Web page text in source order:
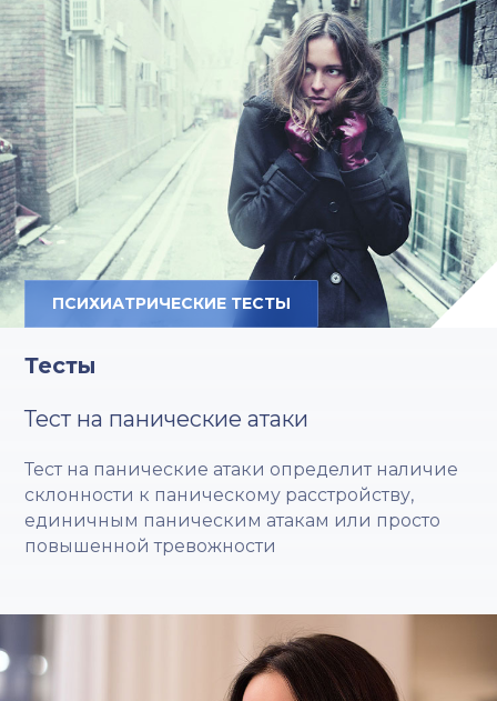
ПСИХИАТРИЧЕСКИЕ ТЕСТЫ
Тесты
Тест на панические атаки
Тест на панические атаки определит наличие
склонности к паническому расстройству,
единичным паническим атакам или просто
повышенной тревожности